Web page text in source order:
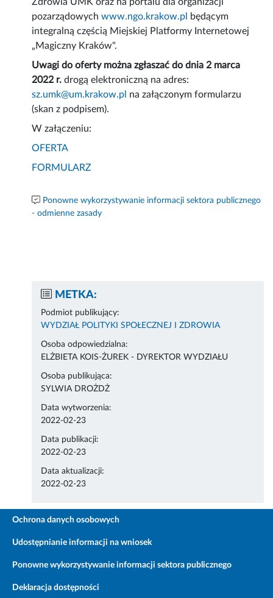
pozarządowychwww.ngo.krakow.pl
będącym
integralną częścią Miejskiej Platformy Internetowej
„Magiczny Kraków".
Uwagi do oferty można zgłaszać do dnia 2 marca
2022 r. drogą elektroniczną na adres:
sz.umk@um.krakow.pl na załączonym formularzu
(skan z podpisem).
W załączeniu:
OFERTA
FORMULARZ
Ponowne wykorzystywanie informacji sektora publicznego
- odmienne zasady
METKA:
Podmiot publikujący:
WYDZIAŁ POLITYKI SPOŁECZNEJ I ZDROWIA
Osoba odpowiedzialna:
ELŻBIETA KOIS-ŻUREK - DYREKTOR WYDZIAŁU
Osoba publikująca:
SYLWIA DROŻDŻ
Data wytworzenia:
2022-02-23
Data publikacji:
2022-02-23
Data aktualizacji:
2022-02-23
Ochrona danych osobowych
Udostępnianie informacji na wniosek
Ponowne wykorzystywanie informacji sektora publicznego
Deklaracja dostępności